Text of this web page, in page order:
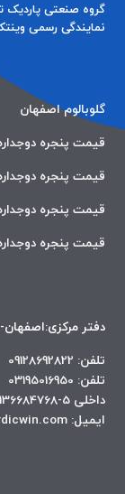
گروه صنعتی پاردیک
نمایندگی رسمی
گلوبالوم اصفهان
قیمت پنجره
قیمت پنجره
قیمت پنجره
قیمت پنجره
دفتر مرکزی:اصفهان-
تلفن: 09128692822
تلفن: 03195016950
داخلی 5-03136684768
ایمیل: Info@Pardicwin.com